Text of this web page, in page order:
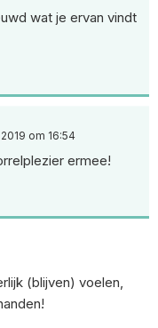
wat je ervan vindt
om 16:54
ermee!
(blijven) voelen,